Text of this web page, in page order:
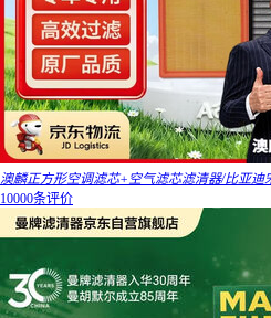
澳麟正方形空调滤芯+空气滤芯滤清器/比亚迪
10000条评价